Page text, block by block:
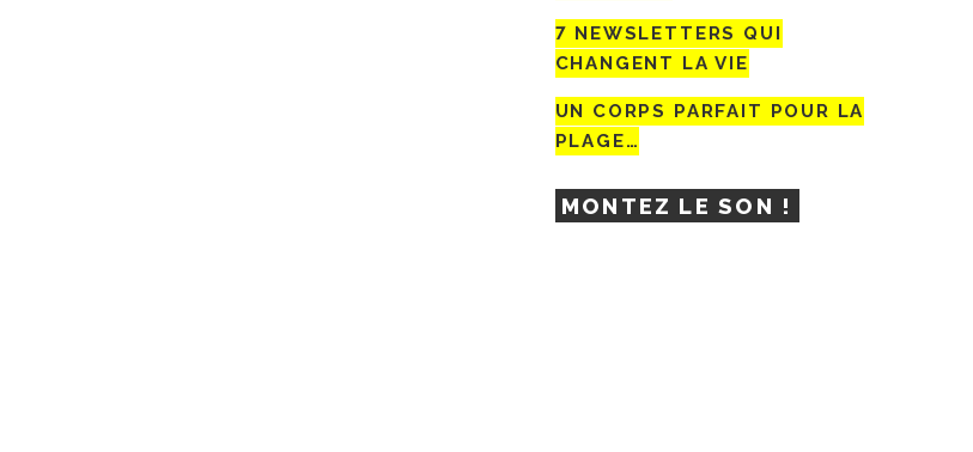
7 NEWSLETTERS QUI
CHANGENT LA VIE
UN CORPS PARFAIT POUR LA
PLAGE…
MONTEZ LE SON !